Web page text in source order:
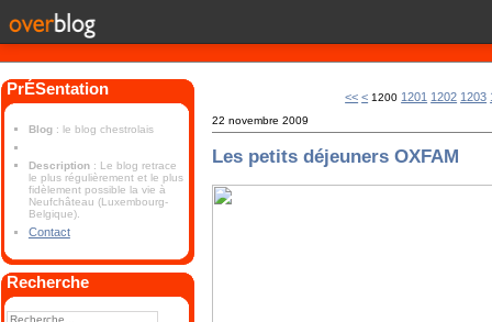
PrÉSentation
Blog : le blog chestrolais
Description : Le blog retrace
le plus régulièrement et le plus
fidèlement possible la vie à
Neufchâteau (Luxembourg-
Belgique).
Contact
Recherche
<< < 1200 1201 1202 1203
22 novembre 2009
Les petits déjeuners OXFAM